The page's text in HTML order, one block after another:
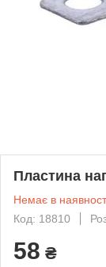
Пластина
Немає в
Код: 18810
58 ₴